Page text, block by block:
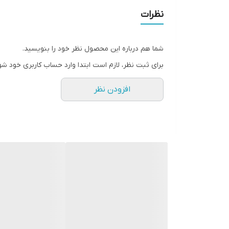
نظرات
شما هم درباره این محصول نظر خود را بنویسید.
برای ثبت نظر، لازم است ابتدا وارد حساب کاربری خود
افزودن نظر